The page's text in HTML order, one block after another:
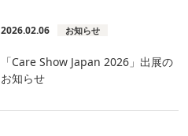
2026.02.06 お知らせ
「Care Show Japan 2026」出展の
お知らせ